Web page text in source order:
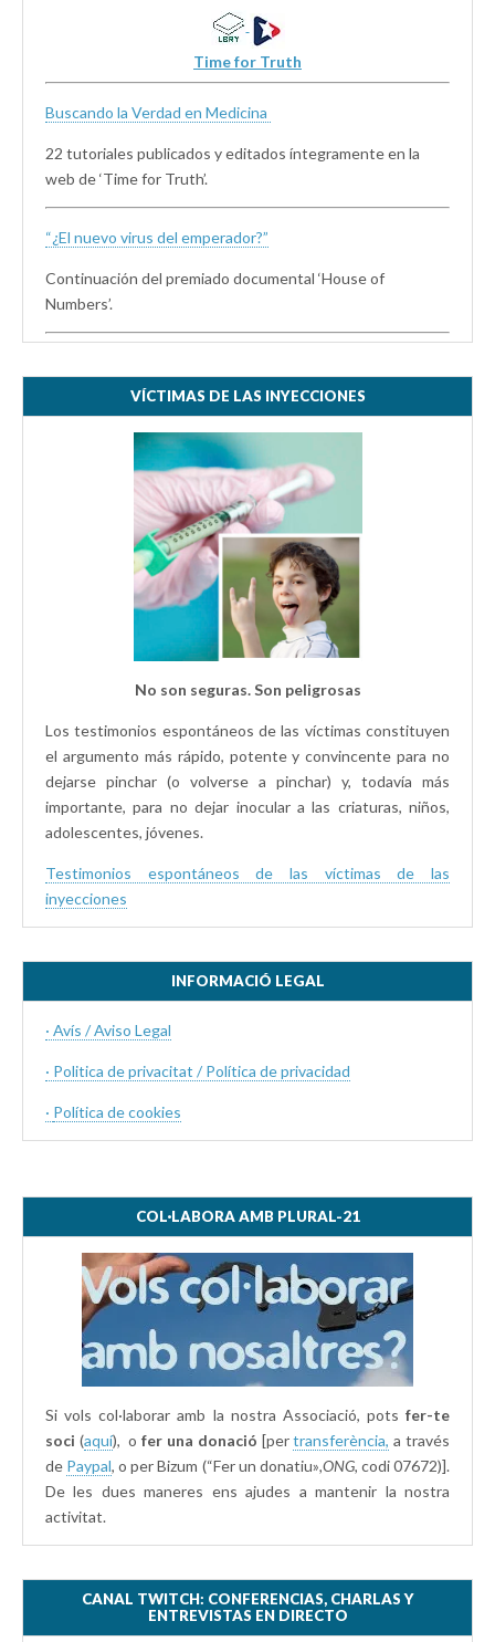
Time for Truth
Buscando la Verdad en Medicina
22 tutoriales publicados y editados íntegramente en la
web de ‘Time for Truth’.
“¿El nuevo virus del emperador?”
Continuación del premiado documental ‘House of
Numbers’.
VÍCTIMAS DE LAS INYECCIONES
No son seguras. Son peligrosas
Los testimonios espontáneos de las víctimas constituyen
el argumento más rápido, potente y convincente para no
dejarse pinchar (o volverse a pinchar) y, todavía más
importante, para no dejar inocular a las criaturas, niños,
adolescentes, jóvenes.
Testimonios espontáneos de las víctimas de las
inyecciones
INFORMACIÓ LEGAL
· Avís / Aviso Legal
· Politica de privacitat / Política de privacidad
· Política de cookies
COL·LABORA AMB PLURAL-21
Si vols col·laborar amb la nostra Associació, pots fer-te
soci (aquí), ofer una donació [pertransferència, a través
de Paypal, o per Bizum (“Fer un donatiu»,ONG, codi 07672)].
De les dues maneres ens ajudes a mantenir la nostra
activitat.
CANAL TWITCH: CONFERENCIAS, CHARLAS Y
ENTREVISTAS EN DIRECTO